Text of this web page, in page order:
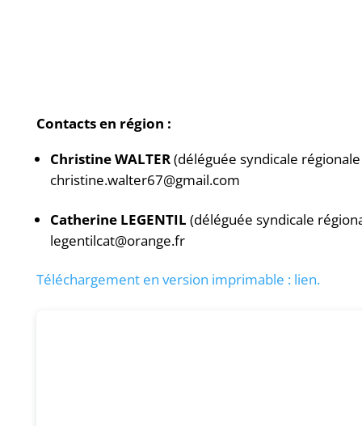
Contacts en région :
Christine WALTER(déléguée syndicale
christine.walter67@gmail.com
Catherine LEGENTIL (déléguée syndicale
legentilcat@orange.fr
Téléchargement en version imprimable : lien.